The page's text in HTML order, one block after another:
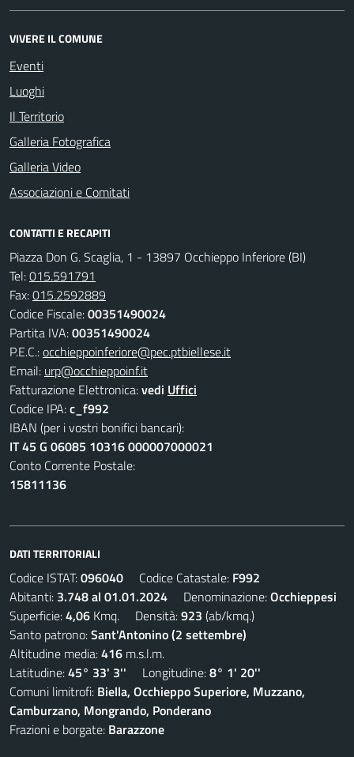
VIVERE IL COMUNE
Eventi
Luoghi
Il Territorio
Galleria Fotografica
Galleria Video
Associazioni e Comitati
CONTATTI E RECAPITI
Piazza Don G. Scaglia, 1 - 13897 Occhieppo Inferiore (BI)
Tel:015.591791
Fax:015.2592889
Codice Fiscale:00351490024
Partita IVA:00351490024
P.E.C.:occhieppoinferiore@pec.ptbiellese.it
Email: urp@occhieppoinf.it
Fatturazione Elettronica:vedi Uffici
Codice IPA:c_f992
IBAN (per i vostri bonifici bancari):
IT 45 G 06085 10316 000007000021
Conto Corrente Postale:
15811136
DATI TERRITORIALI
Codice ISTAT:096040 Codice Catastale: F992
Abitanti: 3.748 al 01.01.2024 Denominazione:Occhieppesi
Superficie:4,06 Kmq. Densità:923 (ab/kmq.)
Santo patrono:Sant'Antonino (2 settembre)
Altitudine media:416 m.s.l.m.
Latitudine:45° 33' 3'' Longitudine:8° 1' 20''
Comuni limitrofi: Biella, Occhieppo Superiore, Muzzano,
Camburzano, Mongrando, Ponderano
Frazioni e borgate: Barazzone